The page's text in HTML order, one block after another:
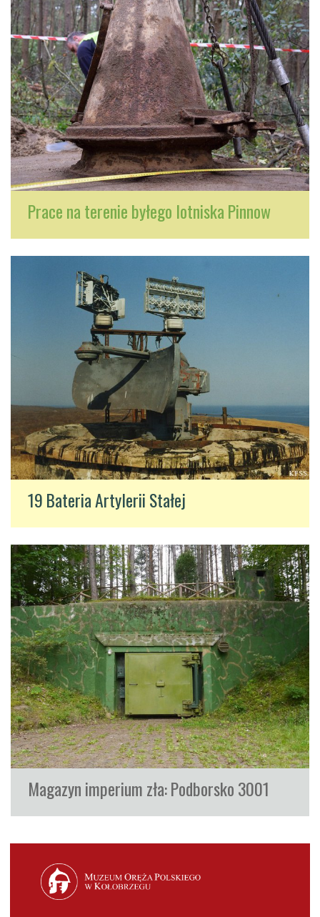
Prace na terenie byłego lotniska Pinnow
19 Bateria Artylerii Stałej
Magazyn imperium zła: Podborsko 3001